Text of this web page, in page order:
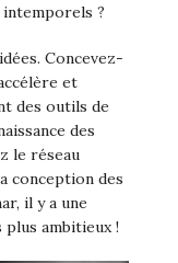
?
Concevez-
et
des outils de
des
le réseau
conception des
il y a une
ambitieux !